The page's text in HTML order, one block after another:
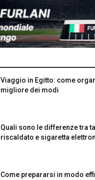
Viaggio in Egitto: come
migliore dei modi
Quali sono le differenze tra
riscaldato e sigaretta
Come prepararsi in modo